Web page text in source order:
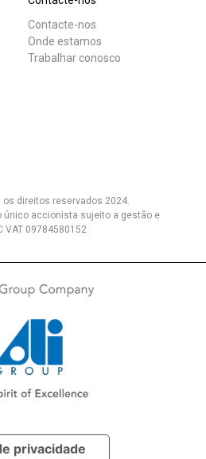
Contacte-nos
Onde estamos
Trabalhar conosco
os direitos reservados 2024.
o único accionista sujeito a gestão e
VAT 09784580152
privacidade